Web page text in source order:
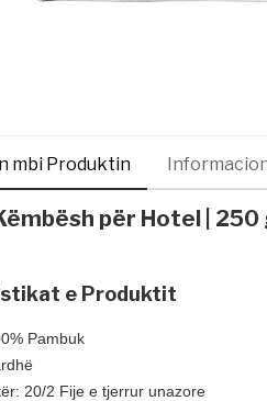
mbi Produktin
për Hotel |
e Produktit
Pambuk
20/2 Fije e tjerrur unazore